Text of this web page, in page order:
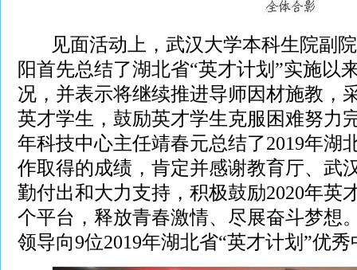
见面活动上，武汉大学本科生院副院
阳首先总结了湖北省“英才计划”实施以
况，并表示将继续推进导师因材施教，
英才学生，鼓励英才学生克服困难努力
年科技中心主任靖春元总结了2019年湖
作取得的成绩，肯定并感谢教育厅、武
勤付出和大力支持，积极鼓励2020年英
个平台，释放青春激情、尽展奋斗梦想
领导向9位2019年湖北省“英才计划”优